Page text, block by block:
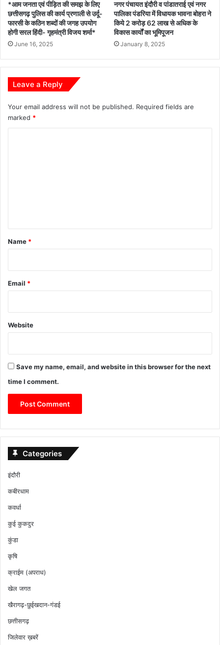
*आम जनता एवं पीड़ित की समझ के लिए
छत्तीसगढ़ पुलिस की कार्य प्रणाली से उर्दू-
फारसी के कठिन शब्दों की जगह उपयोग
होगी सरल हिंदी- गृहमंत्री विजय शर्मा*
June 16, 2025
नगर पंचायत इंदौरी व पांडातराई एवं नगर
पालिका पंडरिया में विधायक भावना बोहरा ने
किये 2 करोड़ 62 लाख से अधिक के
विकास कार्यों का भूमिपूजन
January 8, 2025
Leave a Reply
Your email address will not be published. Required fields are
marked *
*
Name *
Email *
Website
Save my name, email, and website in this browser for the next
time I comment.
Categories
इंदौरी
कबीरधाम
कवर्धा
कुई कुकदुर
कुंडा
कृषि
क्राईम (अपराध)
खेल जगत
खैरागढ़-छुईखदान-गंडई
छत्तीसगढ़
जिलेवार ख़बरें